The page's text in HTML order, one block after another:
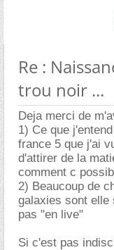
Re :
trou noir ...
Deja merci de
1) Ce que
france 5 que j'ai
d'attirer de la
comment c
2) Beaucoup de
galaxies sont elle
pas "en live"
Si c'est pas